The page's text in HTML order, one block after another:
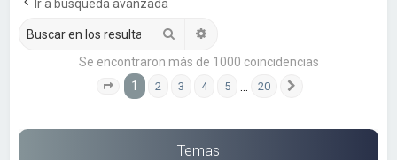
Ir a búsqueda avanzada
Buscar
Se encontraron más de 1000 coincidencias
Página 1de 20
1 2 3 4 5 20
Temas